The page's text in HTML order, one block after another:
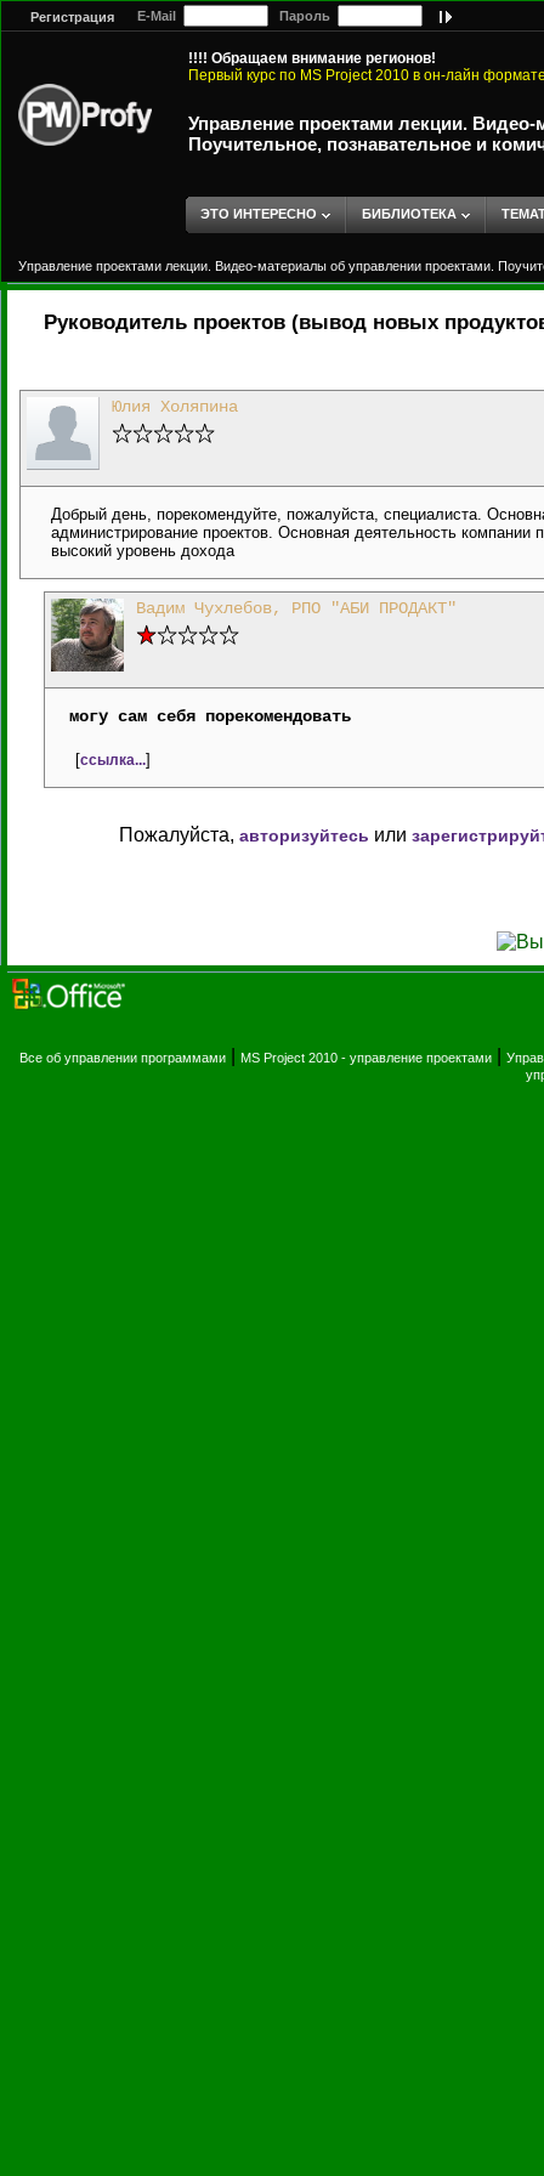
Регистрация E-Mail Пароль
!!!! Обращаем внимание регионов!
Первый курс по MS Project 2010 в он-лайн
Управление проектами лекции.
Поучительное, познавательное и
ЭТО ИНТЕРЕСНО БИБЛИОТЕКА
Управление проектами лекции. Видео-материалы об управлении проектами.
Руководитель проектов (вывод новых
Юлия Холяпина
Добрый день, порекомендуйте, пожалуйста, специалиста.
администрирование проектов. Основная деятельность
высокий уровень дохода
Вадим Чухлебов, РПО "АБИ ПРОДАКТ"
могу сам себя порекомендовать
[ссылка...]
Пожалуйста, авторизуйтесь или
Все об управлении программами MS Project 2010 - управление проектами